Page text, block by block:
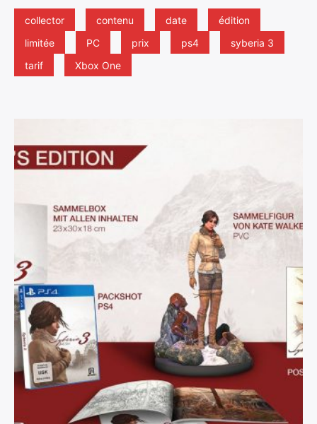
collector contenu date
édition
limitée
PC prix ps4
syberia 3
tarif
Xbox One